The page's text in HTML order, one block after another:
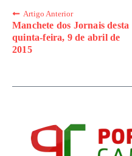
Artigo Anterior
Manchete dos Jornais desta
quinta-feira, 9 de abril de
2015